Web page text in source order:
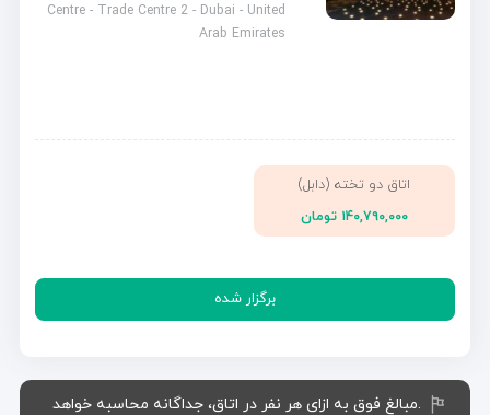
Centre - Trade Centre 2 - Dubai - United
Arab Emirates
اتاق دو تخته (دابل)
۱۴۰,۷۹۰,۰۰۰ تومان
برگزار شده
.مبالغ فوق به ازای هر نفر در اتاق، جداگانه محاسبه خواهد